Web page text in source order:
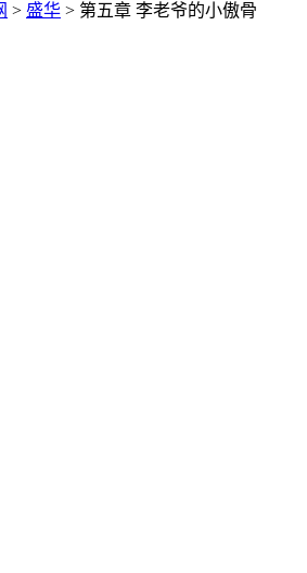
> 盛华 > 第五章 李老爷的小傲骨